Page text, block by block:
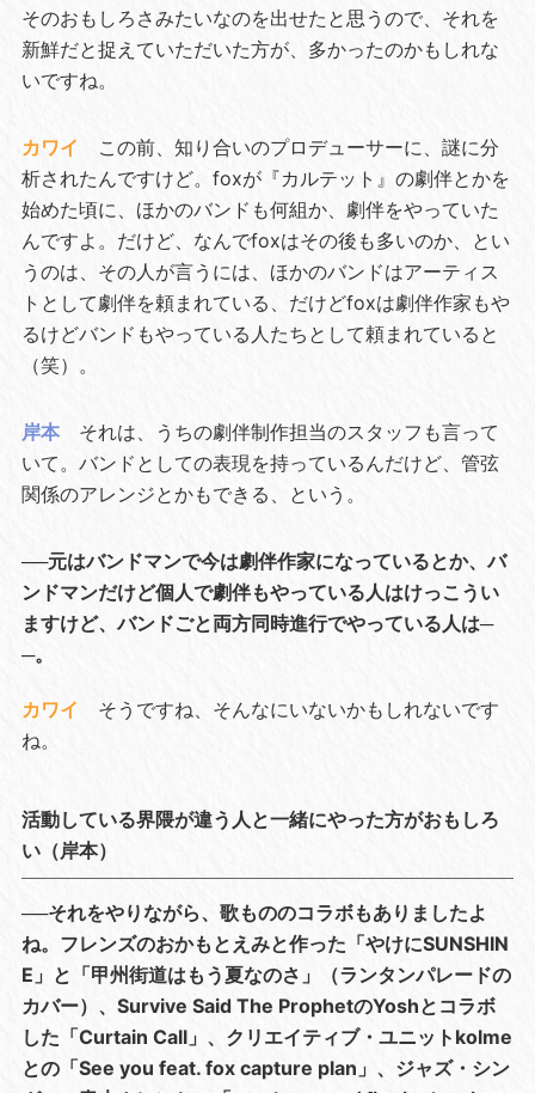
そのおもしろさみたいなのを出せたと思うので、それを
新鮮だと捉えていただいた方が、多かったのかもしれな
いですね。
カワイ
この前、知り合いのプロデューサーに、謎に分
析されたんですけど。foxが『カルテット』の劇伴とかを
始めた頃に、ほかのバンドも何組か、劇伴をやっていた
んですよ。だけど、なんでfoxはその後も多いのか、とい
うのは、その人が言うには、ほかのバンドはアーティス
トとして劇伴を頼まれている、だけどfoxは劇伴作家もや
るけどバンドもやっている人たちとして頼まれていると
（笑）。
岸本
それは、うちの劇伴制作担当のスタッフも言って
いて。バンドとしての表現を持っているんだけど、管弦
関係のアレンジとかもできる、という。
──元はバンドマンで今は劇伴作家になっているとか、バ
ンドマンだけど個人で劇伴もやっている人はけっこうい
ますけど、バンドごと両方同時進行でやっている人は─
─。
カワイ
そうですね、そんなにいないかもしれないです
ね。
活動している界隈が違う人と一緒にやった方がおもしろ
い（岸本）
──それをやりながら、歌もののコラボもありましたよ
ね。フレンズのおかもとえみと作った「やけにSUNSHIN
E」と「甲州街道はもう夏なのさ」（ランタンパレードの
カバー）、Survive Said The ProphetのYoshとコラボ
した「Curtain Call」、クリエイティブ・ユニットkolme
との「See you feat. fox capture plan」、ジャズ・シン